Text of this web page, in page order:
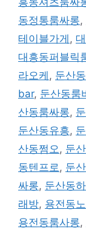
동정통룸싸롱,
테이블가게 ,
대흥동퍼블릭
라오케 , 둔산
bar, 둔산동룸
산동룸싸롱,
둔산동유흥,
산동쩜오, 둔
동텐프로, 둔
싸롱, 둔산동
래방, 용전동
용전동룸사롱,